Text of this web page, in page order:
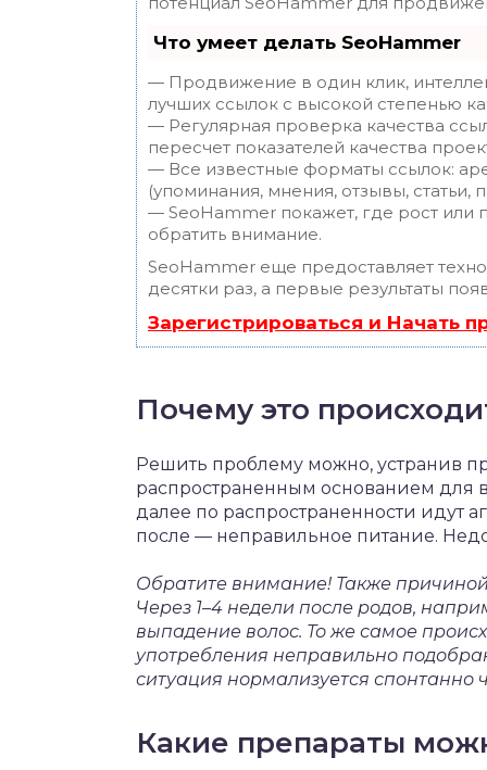
Что умеет делать SeoHammer
— Продвижение в один клик,
лучших ссылок с высокой степенью
— Регулярная проверка качества
пересчет показателей качества
— Все известные форматы ссылок:
(упоминания, мнения, отзывы, статьи,
— SeoHammer покажет, где рост или
обратить внимание.
SeoHammer еще предоставляет
десятки раз, а первые результаты
Зарегистрироваться и Начать
Почему это
Решить проблему можно, устранив
распространенным основанием для
далее по распространенности идут
после — неправильное питание.
Обратите внимание! Также
Через 1–4 недели после родов,
выпадение волос. То же самое
употребления неправильно
ситуация нормализуется спонтанно
Какие препараты